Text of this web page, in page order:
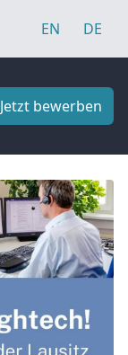
EN DE
Jetzt bewerben